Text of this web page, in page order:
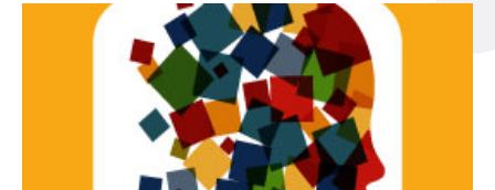
Tracce Dinamiche è una rassegna di teatro
d’innovazione e sperimentale.
Continua